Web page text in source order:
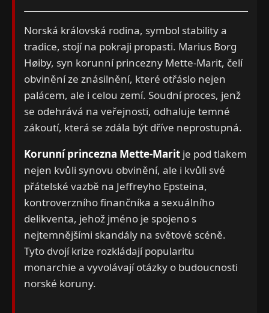
Norská královská rodina, symbol stability a
tradice, stojí na pokraji propasti. Marius Borg
Høiby, syn korunní princezny Mette-Marit, čelí
obvinění ze znásilnění, které otřáslo nejen
palácem, ale i celou zemí. Soudní proces, jenž
se odehrává na veřejnosti, odhaluje temné
zákoutí, která se zdála být dříve neprostupná.
Korunní princezna Mette-Marit je pod tlakem
nejen kvůli synovu obvinění, ale i kvůli své
přátelské vazbě na Jeffreyho Epsteina,
kontroverzního finančníka a sexuálního
delikventa, jehož jméno je spojeno s
nejtemnějšími skandály na světové scéně.
Tyto dvojí krize rozkládají popularitu
monarchie a vyvolávají otázky o budoucnosti
norské koruny.